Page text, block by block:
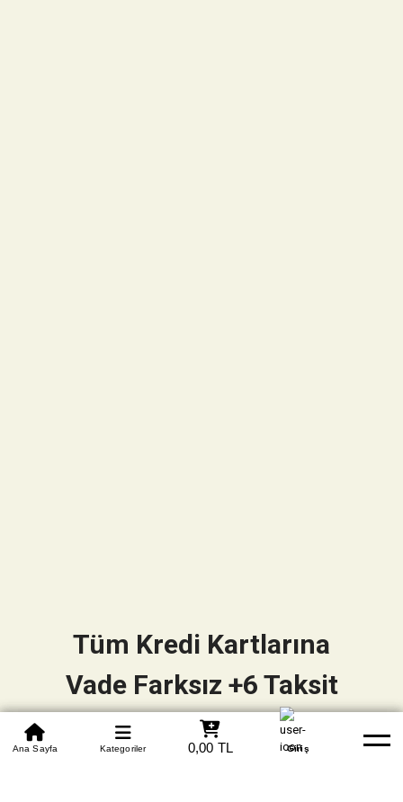
0850 305 09 70
Beden Tablosu Banka Hesapları Whatsapp Yardım
Ana Sayfa Kategoriler 0,00 TL Giriş
Tüm Kredi Kartlarına
Vade Farksız +6 Taksit